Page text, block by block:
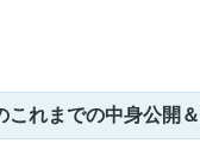
これまでの中身公開